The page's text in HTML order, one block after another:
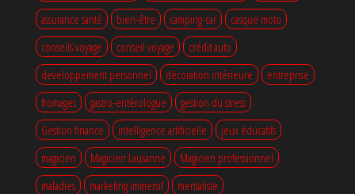
assurance santé
bien-être camping-car
casque moto
conseils voyage
conseil voyage
crédit auto
developpement personnel
décoration intérieure
entreprise
fromages
gastro-entérologue
gestion du stress
Gestion finance
intelligence artificielle
jeux éducatifs
magicien
Magicien Lausanne
Magicien professionnel
maladies
marketing immersif
mentaliste